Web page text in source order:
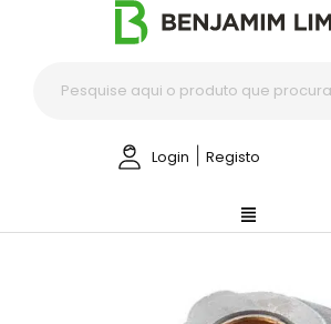
Login Registo